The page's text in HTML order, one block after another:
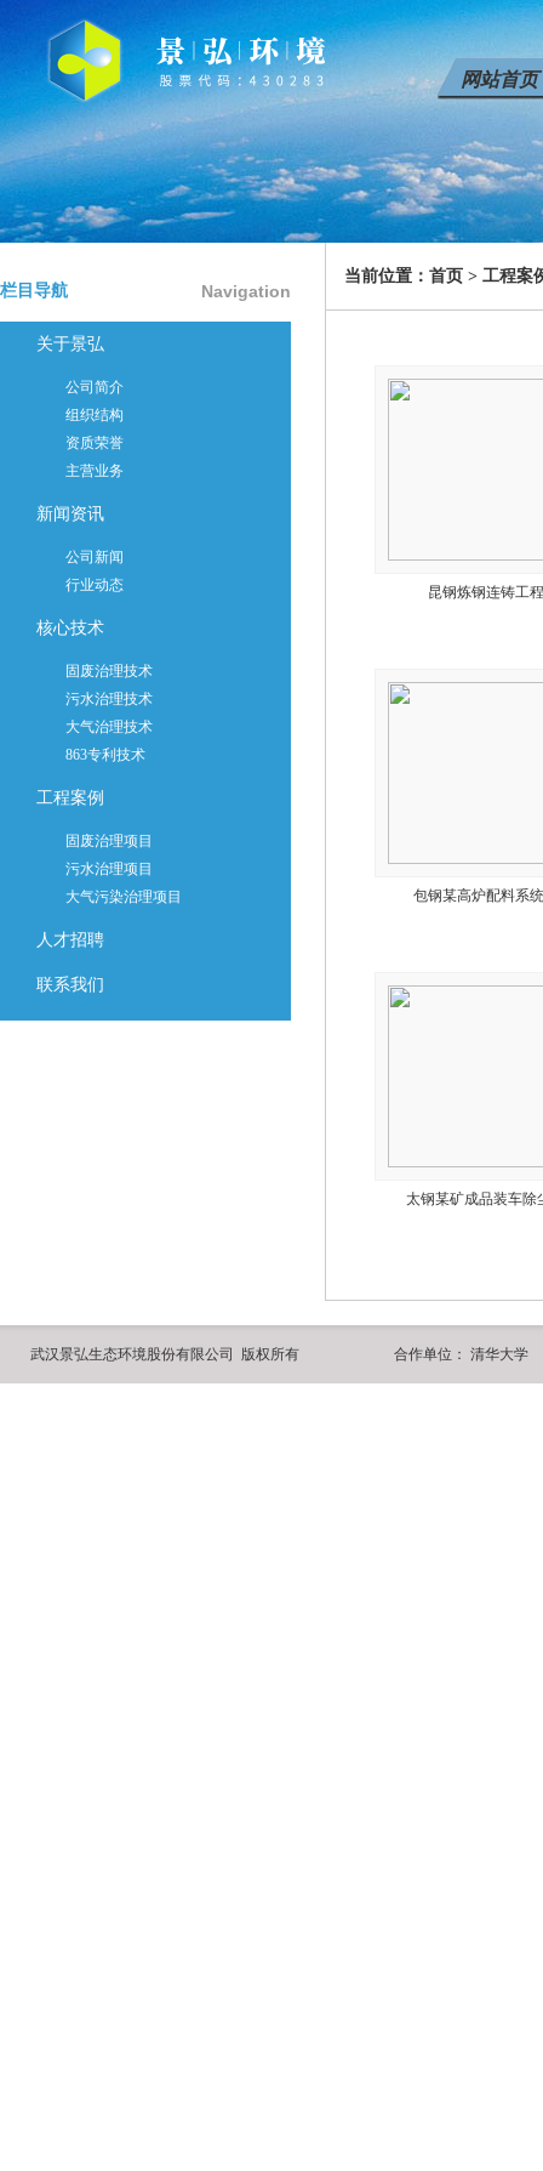
网站首页
Navigation
栏目导航
关于景弘
公司简介
组织结构
资质荣誉
主营业务
新闻资讯
公司新闻
行业动态
核心技术
固废治理技术
污水治理技术
大气治理技术
863专利技术
工程案例
固废治理项目
污水治理项目
大气污染治理项目
人才招聘
联系我们
当前位置： 首页 > 工程案
昆钢炼钢连铸工
包钢某高炉配料系
太钢某矿成品装车除
武汉景弘生态环境股份有限公司 版权所有 合作单位： 清华大学